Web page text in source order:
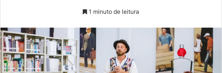
1 minuto de leitura